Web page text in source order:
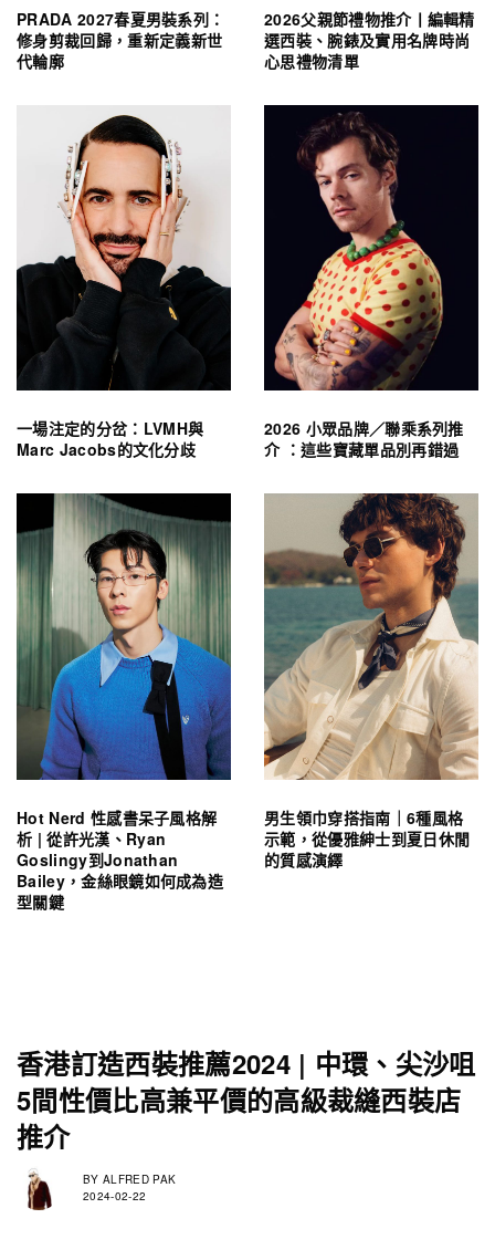
PRADA 2027春夏男裝系列：
修身剪裁回歸，重新定義新世
代輪廓
2026父親節禮物推介丨編輯精
選西裝、腕錶及實用名牌時尚
心思禮物清單
一場注定的分岔：LVMH與
Marc Jacobs的文化分歧
2026 小眾品牌／聯乘系列推
介 ：這些寶藏單品別再錯過
Hot Nerd 性感書呆子風格解
析 | 從許光漢、Ryan
Goslingy到Jonathan
Bailey，金絲眼鏡如何成為造
型關鍵
男生領巾穿搭指南｜6種風格
示範，從優雅紳士到夏日休閒
的質感演繹
香港訂造西裝推薦2024 | 中環、尖沙咀
5間性價比高兼平價的高級裁縫西裝店
推介
BY ALFRED PAK
2024-02-22